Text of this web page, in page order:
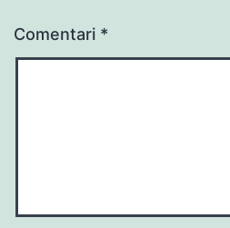
Comentari *